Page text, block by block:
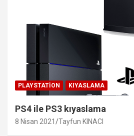
PLAYSTATION KIYASLAMA
PS4 ile PS3 kıyaslama
8 Nisan 2021 Tayfun KINACI